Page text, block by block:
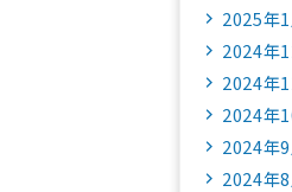
2025年
2024年
2024年
2024年
2024年
2024年